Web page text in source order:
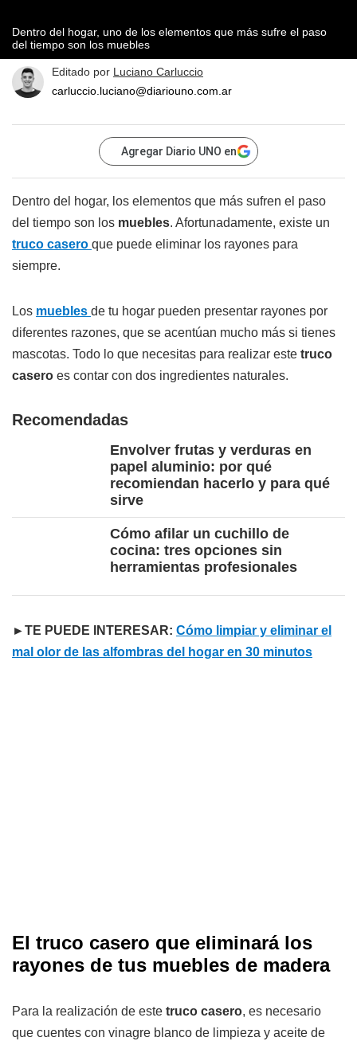
Dentro del hogar, uno de los elementos que más sufre el paso
del tiempo son los muebles
Editado por Luciano Carluccio
carluccio.luciano@diariouno.com.ar
Agregar Diario UNO en
Dentro del hogar, los elementos que más sufren el paso
del tiempo son los muebles. Afortunadamente, existe un
truco casero que puede eliminar los rayones para
siempre.
Los muebles de tu hogar pueden presentar rayones por
diferentes razones, que se acentúan mucho más si tienes
mascotas. Todo lo que necesitas para realizar este truco
casero es contar con dos ingredientes naturales.
Recomendadas
Envolver frutas y verduras en
papel aluminio: por qué
recomiendan hacerlo y para qué
sirve
Cómo afilar un cuchillo de
cocina: tres opciones sin
herramientas profesionales
►TE PUEDE INTERESAR: Cómo limpiar y eliminar el
mal olor de las alfombras del hogar en 30 minutos
El truco casero que eliminará los
rayones de tus muebles de madera
Para la realización de este truco casero, es necesario
que cuentes con vinagre blanco de limpieza y aceite de